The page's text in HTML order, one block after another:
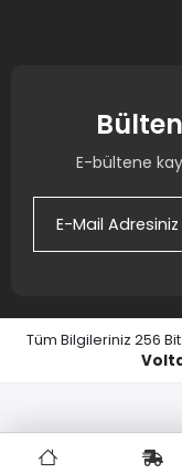
E-bültene
Tüm Bilgileriniz 256